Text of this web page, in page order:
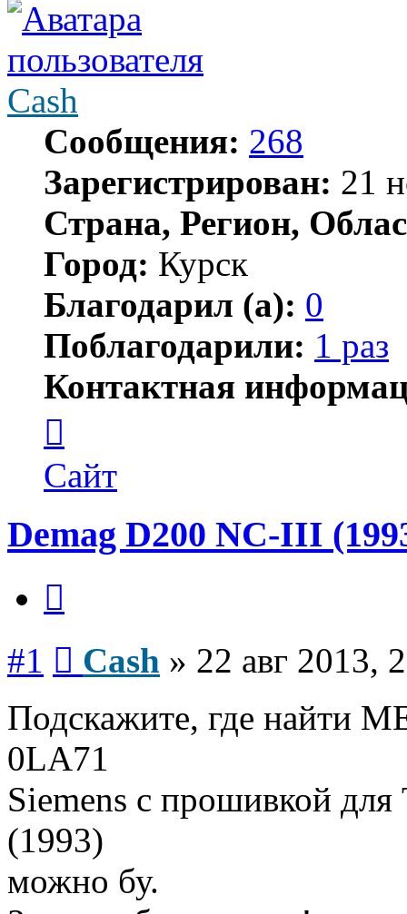
Cash
Сообщения: 268
Зарегистрирован: 21
Страна, Регион,
Город: Курск
Благодарил (а): 0
Поблагодарили: 1 раз
Контактная
пользователя
Cash
Сайт
Demag D200 NC-III
#1 Cash » 22 авг 2013,
Подскажите, где найти
0LA71
Siemens с прошивкой
(1993)
можно бу.